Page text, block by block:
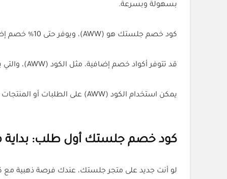
بسهولة وبسرعة.
كود خصم جلستك هو (AWW)، ويوفر حتى 10% خصم إضافي على جميع المنتجات. يمكنك استخدامه عند الطلب من متجر جلستك.
قد تتوفر أكواد خصم إضافية، مثل الكود (AWW)، والتي يمكن استخدامها على الطلبات أو المنتجات المؤهلة وفقًا لشروط العرض السارية.
يمكن استخدام الكود (AWW) على الطلبات أو المنتجات المؤهلة وفقًا لشروط العرض السارية، مع اختيار الكود الذي يوفر أفضل قيمة للطلب عند إتمام عملية الشراء.
كود خصم جلستك أول طلب: بداية
لو أنت جديد على متجر جلستك، عندك فرصة ذهبية